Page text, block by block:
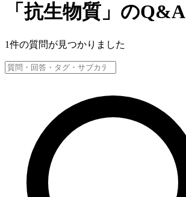
「抗生物質 」のQ&A
1件の質問が見つかりました